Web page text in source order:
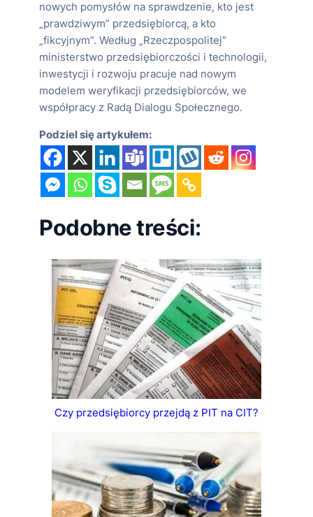
nowych pomysłów na sprawdzenie, kto jest
„prawdziwym” przedsiębiorcą, a kto
„fikcyjnym”. Według „Rzeczpospolitej”
ministerstwo przedsiębiorczości i technologii,
inwestycji i rozwoju pracuje nad nowym
modelem weryfikacji przedsiębiorców, we
współpracy z Radą Dialogu Społecznego.
Podziel się artykułem:
Podobne treści:
Czy przedsiębiorcy przejdą z PIT na CIT?